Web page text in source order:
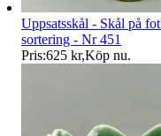
Uppsatsskål - Skål på
sortering - Nr 451
Pris:625 kr,Köp nu.